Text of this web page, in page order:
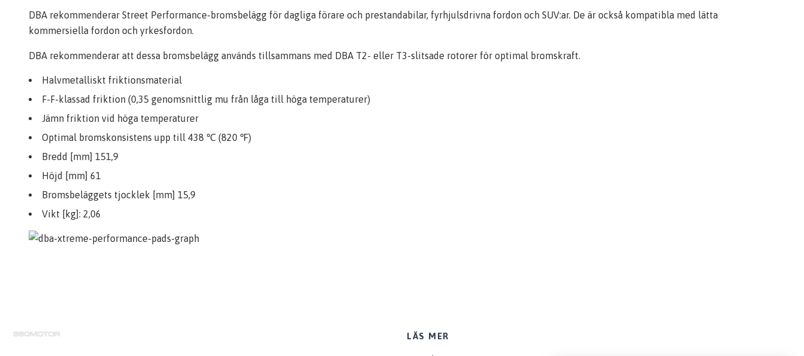
DBA rekommenderar Street Performance-bromsbelägg för dagliga förare och prestandabilar, fyrhjulsdrivna fordon och SUV:ar. De är också kompatibla med lätta
kommersiella fordon och yrkesfordon.
DBA rekommenderar att dessa bromsbelägg används tillsammans med DBA T2- eller T3-slitsade rotorer för optimal bromskraft.
Halvmetalliskt friktionsmaterial
F-F-klassad friktion (0,35 genomsnittlig mu från låga till höga temperaturer)
Jämn friktion vid höga temperaturer
Optimal bromskonsistens upp till 438 ℃ (820 ℉)
Bredd [mm] 151,9
Höjd [mm] 61
Bromsbeläggets tjocklek [mm] 15,9
Vikt [kg]: 2,06
LÄS MER